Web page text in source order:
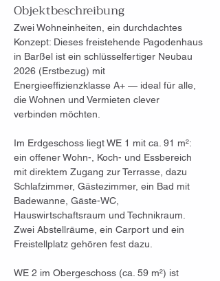
Objektbeschreibung
Zwei Wohneinheiten, ein durchdachtes
Konzept: Dieses freistehende Pagodenhaus
in Barßel ist ein schlüsselfertiger Neubau
2026 (Erstbezug) mit
Energieeffizienzklasse A+ — ideal für alle,
die Wohnen und Vermieten clever
verbinden möchten.
Im Erdgeschoss liegt WE 1 mit ca. 91 m²:
ein offener Wohn-, Koch- und Essbereich
mit direktem Zugang zur Terrasse, dazu
Schlafzimmer, Gästezimmer, ein Bad mit
Badewanne, Gäste-WC,
Hauswirtschaftsraum und Technikraum.
Zwei Abstellräume, ein Carport und ein
Freistellplatz gehören fest dazu.
WE 2 im Obergeschoss (ca. 59 m²) ist